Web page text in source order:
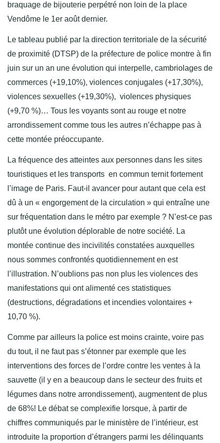
braquage de bijouterie perpétré non loin de la place
Vendôme le 1er août dernier.
Le tableau publié par la direction territoriale de la sécurité
de proximité (DTSP) de la préfecture de police montre à fin
juin sur un an une évolution qui interpelle, cambriolages de
commerces (+19,10%), violences conjugales (+17,30%),
violences sexuelles (+19,30%), violences physiques
(+9,70 %)… Tous les voyants sont au rouge et notre
arrondissement comme tous les autres n’échappe pas à
cette montée préoccupante.
La fréquence des atteintes aux personnes dans les sites
touristiques et les transports en commun ternit fortement
l’image de Paris. Faut-il avancer pour autant que cela est
dû à un « engorgement de la circulation » qui entraîne une
sur fréquentation dans le métro par exemple ? N’est-ce pas
plutôt une évolution déplorable de notre société. La
montée continue des incivilités constatées auxquelles
nous sommes confrontés quotidiennement en est
l’illustration. N’oublions pas non plus les violences des
manifestations qui ont alimenté ces statistiques
(destructions, dégradations et incendies volontaires +
10,70 %).
Comme par ailleurs la police est moins crainte, voire pas
du tout, il ne faut pas s’étonner par exemple que les
interventions des forces de l’ordre contre les ventes à la
sauvette (il y en a beaucoup dans le secteur des fruits et
légumes dans notre arrondissement), augmentent de plus
de 68%! Le débat se complexifie lorsque, à partir de
chiffres communiqués par le ministère de l’intérieur, est
introduite la proportion d’étrangers parmi les délinquants